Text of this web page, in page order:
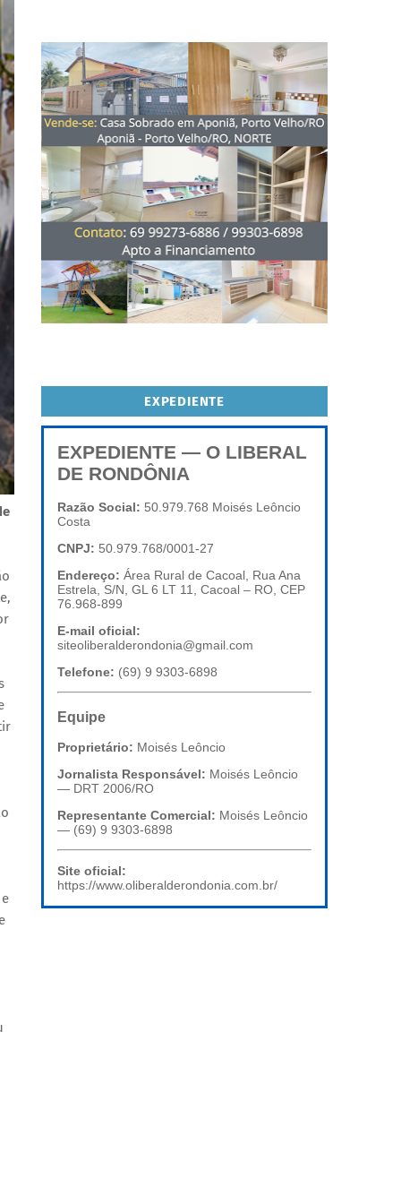
EXPEDIENTE
EXPEDIENTE — O LIBERAL
DE RONDÔNIA
Razão Social: 50.979.768 Moisés Leôncio
Costa
CNPJ: 50.979.768/0001-27
Endereço: Área Rural de Cacoal, Rua Ana
Estrela, S/N, GL 6 LT 11, Cacoal – RO, CEP
76.968-899
E-mail oficial:
siteoliberalderondonia@gmail.com
Telefone: (69) 9 9303-6898
Equipe
Proprietário: Moisés Leôncio
Jornalista Responsável: Moisés Leôncio
— DRT 2006/RO
Representante Comercial: Moisés Leôncio
— (69) 9 9303-6898
Site oficial:
https://www.oliberalderondonia.com.br/